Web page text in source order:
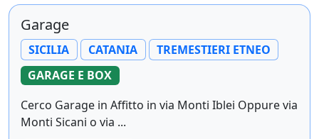
Garage
SICILIA CATANIA
TREMESTIERI ETNEO
GARAGE E BOX
Cerco Garage in Affitto in via Monti Iblei Oppure via
Monti Sicani o via ...